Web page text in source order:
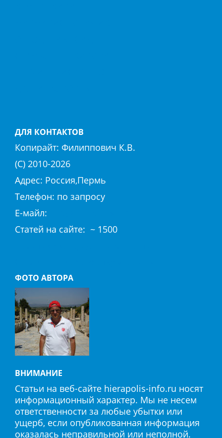
ДЛЯ КОНТАКТОВ
Копирайт: Филиппович К.В.
(С) 2010-2026
Адрес: Россия,Пермь
Телефон: по запросу
E-майл:
Cтaтeй нa caйтe: ~ 1500
ФОТО АВТОРА
ВНИМАНИЕ
Статьи на веб-сайте hierapolis-info.ru носят
информационный характер. Мы не несем
ответственности за любые убытки или
ущерб, если опубликованная информация
оказалась неправильной или неполной.